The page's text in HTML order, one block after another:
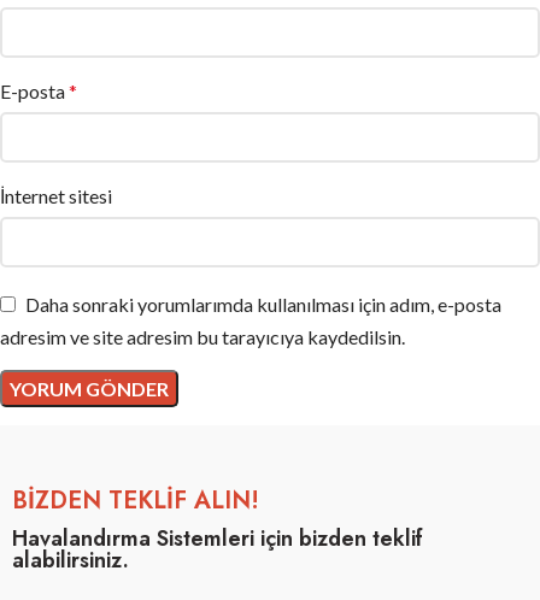
E-posta*
İnternet sitesi
Daha sonraki yorumlarımda kullanılması için adım, e-posta
adresim ve site adresim bu tarayıcıya kaydedilsin.
BİZDEN TEKLİF ALIN!
Havalandırma Sistemleri için bizden teklif
alabilirsiniz.